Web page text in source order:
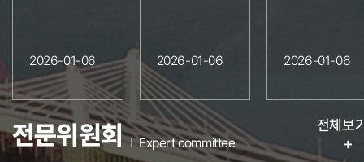
2026-01-06 2026-01-06 2026-01-06
전문위원회 Expert committee
전체보
+